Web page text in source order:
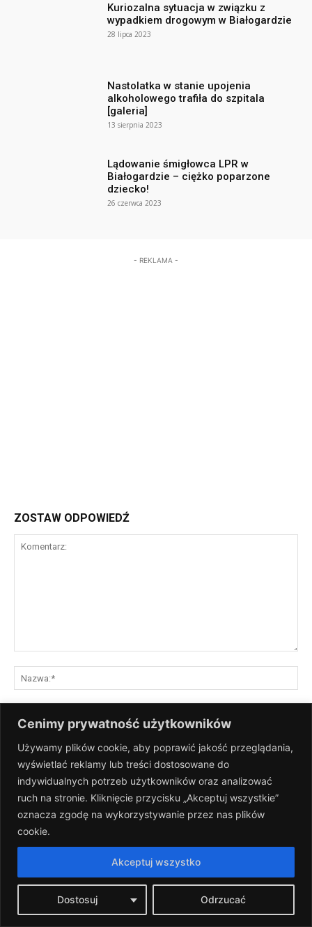
Cenimy prywatność użytkowników
Używamy plików cookie, aby poprawić jakość przeglądania,
wyświetlać reklamy lub treści dostosowane do
indywidualnych potrzeb użytkowników oraz analizować
ruch na stronie. Kliknięcie przycisku „Akceptuj wszystkie”
oznacza zgodę na wykorzystywanie przez nas plików
cookie.
Dostosuj Odrzucać
Akceptuj wszystko
Kuriozalna sytuacja w związku z
wypadkiem drogowym w Białogardzie
28 lipca 2023
Nastolatka w stanie upojenia
alkoholowego trafiła do szpitala
[galeria]
13 sierpnia 2023
Lądowanie śmigłowca LPR w
Białogardzie – ciężko poparzone
dziecko!
26 czerwca 2023
- REKLAMA -
ZOSTAW ODPOWIEDŹ
Zapisz moje nazwisko, adres e-mail i stronę internetową w tej
przeglądarce na następny raz, gdy skomentuję.
Regulamin serwisu|Polityka prywatności|Kontakt